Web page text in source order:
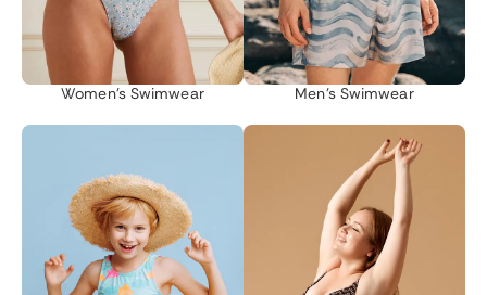
Women's Swimwear Men's Swimwear